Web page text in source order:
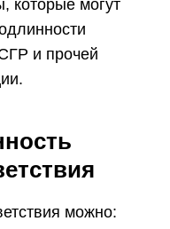
которые могут
и прочей
можно: